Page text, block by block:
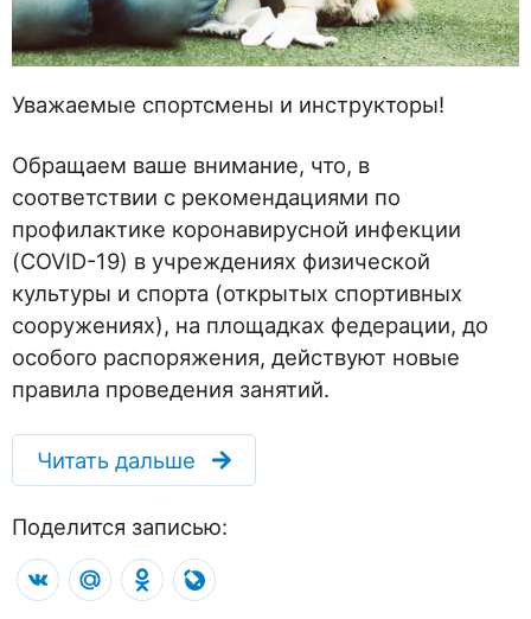
Уважаемые спортсмены и инструкторы!
Обращаем ваше внимание, что, в
соответствии с рекомендациями по
профилактике коронавирусной инфекции
(COVID-19) в учреждениях физической
культуры и спорта (открытых спортивных
сооружениях), на площадках федерации, до
особого распоряжения, действуют новые
правила проведения занятий.
Читать дальше
Поделится записью:
VK Mail.RuOdnoklassniki